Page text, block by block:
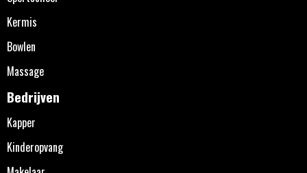
Kermis
Bowlen
Massage
Bedrijven
Kapper
Kinderopvang